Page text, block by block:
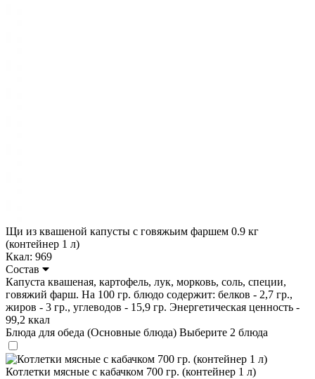
Щи из квашеной капусты с говяжьим фаршем 0.9 кг
(контейнер 1 л)
Ккал: 969
Состав
Капуста квашеная, картофель, лук, морковь, соль, специи,
говяжий фарш. На 100 гр. блюдо содержит: белков - 2,7 гр.,
жиров - 3 гр., углеводов - 15,9 гр. Энергетическая ценность -
99,2 ккал
Блюда для обеда (Основные блюда) Выберите 2 блюда
Котлетки мясные с кабачком 700 гр. (контейнер 1 л)